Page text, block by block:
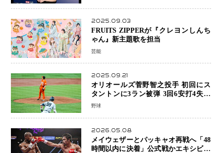
2025.09.03
FRUITS ZIPPERが『クレヨンしんち
ゃん』新主題歌を担当
芸能
2025.09.21
オリオールズ菅野智之投手 初回にス
タントンに3ラン被弾 3回6安打4失点
で降板
野球
2026.05.08
メイウェザーとパッキャオ再戦へ「48
時間以内に決着」公式戦かエキシビシ